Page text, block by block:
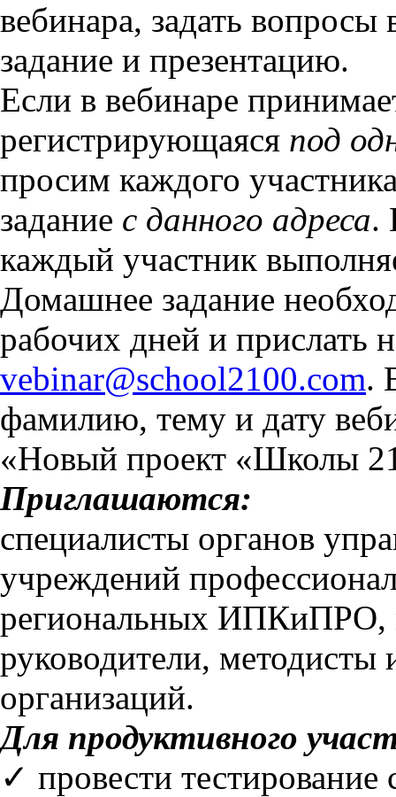
вебинара, задать
задание и презентацию.
Если в вебинаре
регистрирующаяся под
просим каждого
задание с данного адреса.
каждый участник
Домашнее задание
рабочих дней и прислать
vebinar@school2100.com.
фамилию, тему и дату
«Новый проект «Школы
Приглашаются:
специалисты органов
учреждений
региональных ИПКиПРО,
руководители, методисты
организаций.
Для продуктивного
✓ провести